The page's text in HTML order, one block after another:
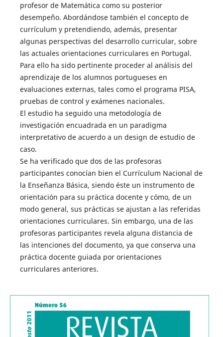
profesor de Matemática como su posterior
desempeño. Abordándose también el concepto de
currículum y pretendiendo, además, presentar
algunas perspectivas del desarrollo curricular, sobre
las actuales orientaciones curriculares en Portugal.
Para ello ha sido pertinente proceder al análisis del
aprendizaje de los alumnos portugueses en
evaluaciones externas, tales como el programa PISA,
pruebas de control y exámenes nacionales.
El estudio ha seguido una metodología de
investigación encuadrada en un paradigma
interpretativo de acuerdo a un design de estudio de
caso.
Se ha verificado que dos de las profesoras
participantes conocían bien el Currículum Nacional de
la Enseñanza Básica, siendo éste un instrumento de
orientación para su práctica docente y cómo, de un
modo general, sus prácticas se ajustan a las referidas
orientaciones curriculares. Sin embargo, una de las
profesoras participantes revela alguna distancia de
las intenciones del documento, ya que conserva una
práctica docente guiada por orientaciones
curriculares anteriores.